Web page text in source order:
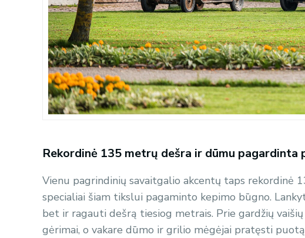
Rekordinė 135 metrų dešra ir dūmu pagardinta
Vienu pagrindinių savaitgalio akcentų taps rekordinė
specialiai šiam tikslui pagaminto kepimo būgno.
bet ir ragauti dešrą tiesiog metrais. Prie gardžių
gėrimai, o vakare dūmo ir grilio mėgėjai pratęsti